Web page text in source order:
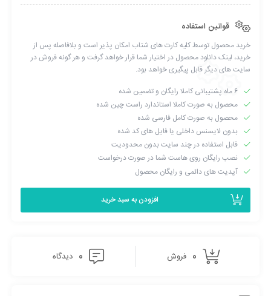
صفحه ساز پیشرفته
ویژوال کامپوزر
قوانین استفاده
خرید محصول توسط کلیه کارت های شتاب امکان پذیر است و بلافاصله پس از
خرید، لینک دانلود محصول در اختیار شما قرار خواهد گرفت و هر گونه فروش در
سایت های دیگر قابل پیگیری خواهد بود.
۶ ماه پشتیبانی کاملا رایگان و تضمین شده
محصول به صورت کاملا استاندارد راست چین شده
محصول به صورت کامل فارسی شده
بدون لایسنس داخلی یا فایل های کد شده
قابل استفاده در چند سایت بدون محدودیت
نصب رایگان روی هاست شما در صورت درخواست
آپدیت های دائمی و رایگان محصول
افزودن به سبد خرید
0 فروش 0 دیدگاه